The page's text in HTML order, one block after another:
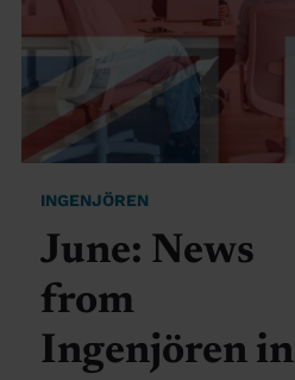
INGENJÖREN
June: News
from
Ingenjören in